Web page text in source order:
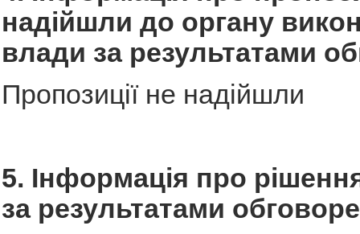
надійшли до органу
влади за результатами
Пропозиції не надійшли
5. Інформація про
за результатами